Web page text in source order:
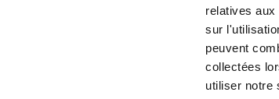
relatives
sur
peuvent
collectées
utiliser notre